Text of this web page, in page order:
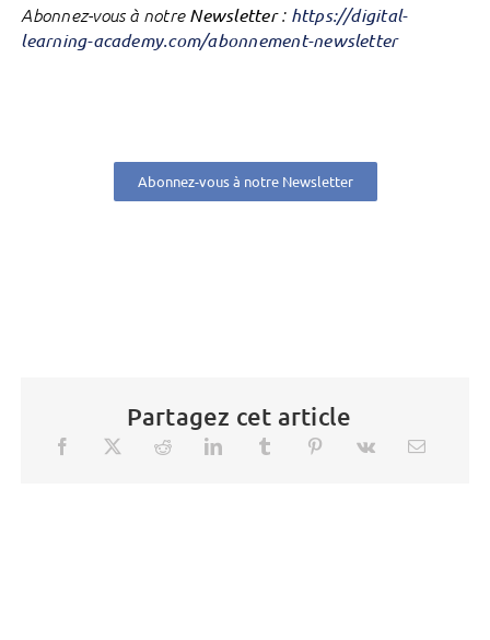
Abonnez-vous à notre Newsletter: https://digital-
learning-academy.com/abonnement-newsletter
Abonnez-vous à notre Newsletter
Partagez cet article